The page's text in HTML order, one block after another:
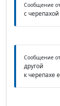
Сообщение от
с
Сообщение от
другой
к черепахе